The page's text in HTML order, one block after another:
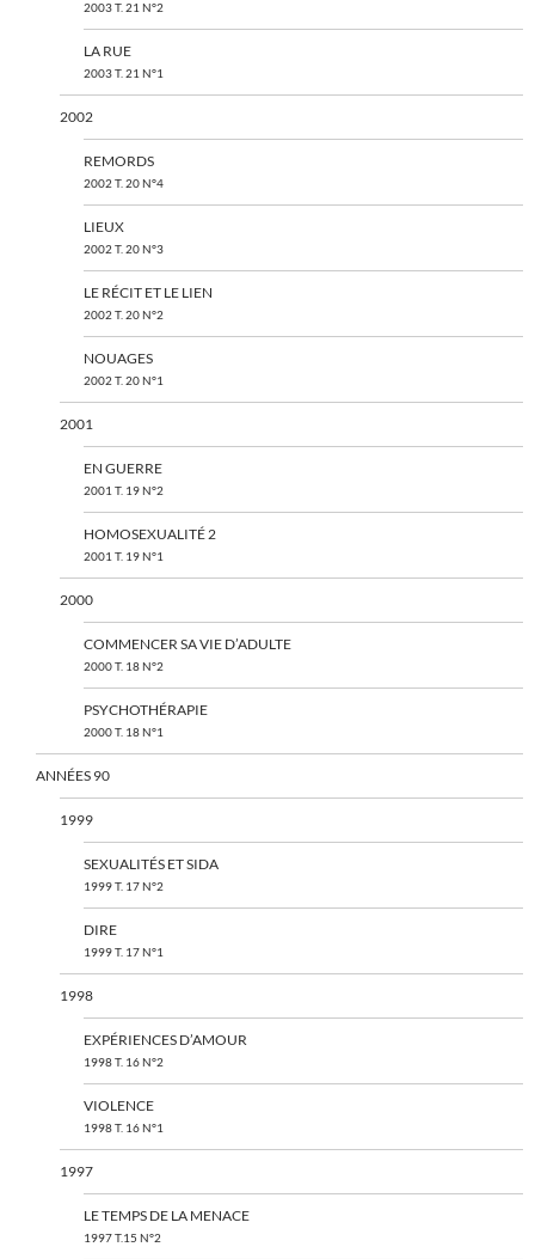
2003 T. 21 N°2
LA RUE
2003 T. 21 N°1
2002
REMORDS
2002 T. 20 N°4
LIEUX
2002 T. 20 N°3
LE RÉCIT ET LE LIEN
2002 T. 20 N°2
NOUAGES
2002 T. 20 N°1
2001
EN GUERRE
2001 T. 19 N°2
HOMOSEXUALITÉ 2
2001 T. 19 N°1
2000
COMMENCER SA VIE D’ADULTE
2000 T. 18 N°2
PSYCHOTHÉRAPIE
2000 T. 18 N°1
ANNÉES 90
1999
SEXUALITÉS ET SIDA
1999 T. 17 N°2
DIRE
1999 T. 17 N°1
1998
EXPÉRIENCES D’AMOUR
1998 T. 16 N°2
VIOLENCE
1998 T. 16 N°1
1997
LE TEMPS DE LA MENACE
1997 T.15 N°2